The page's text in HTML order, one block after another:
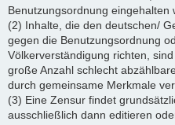
Benutzungsordnung eingehalten
(2) Inhalte, die den deutschen/
gegen die Benutzungsordnung
Völkerverständigung richten,
große Anzahl schlecht
durch gemeinsame Merkmale
(3) Eine Zensur findet
ausschließlich dann editieren